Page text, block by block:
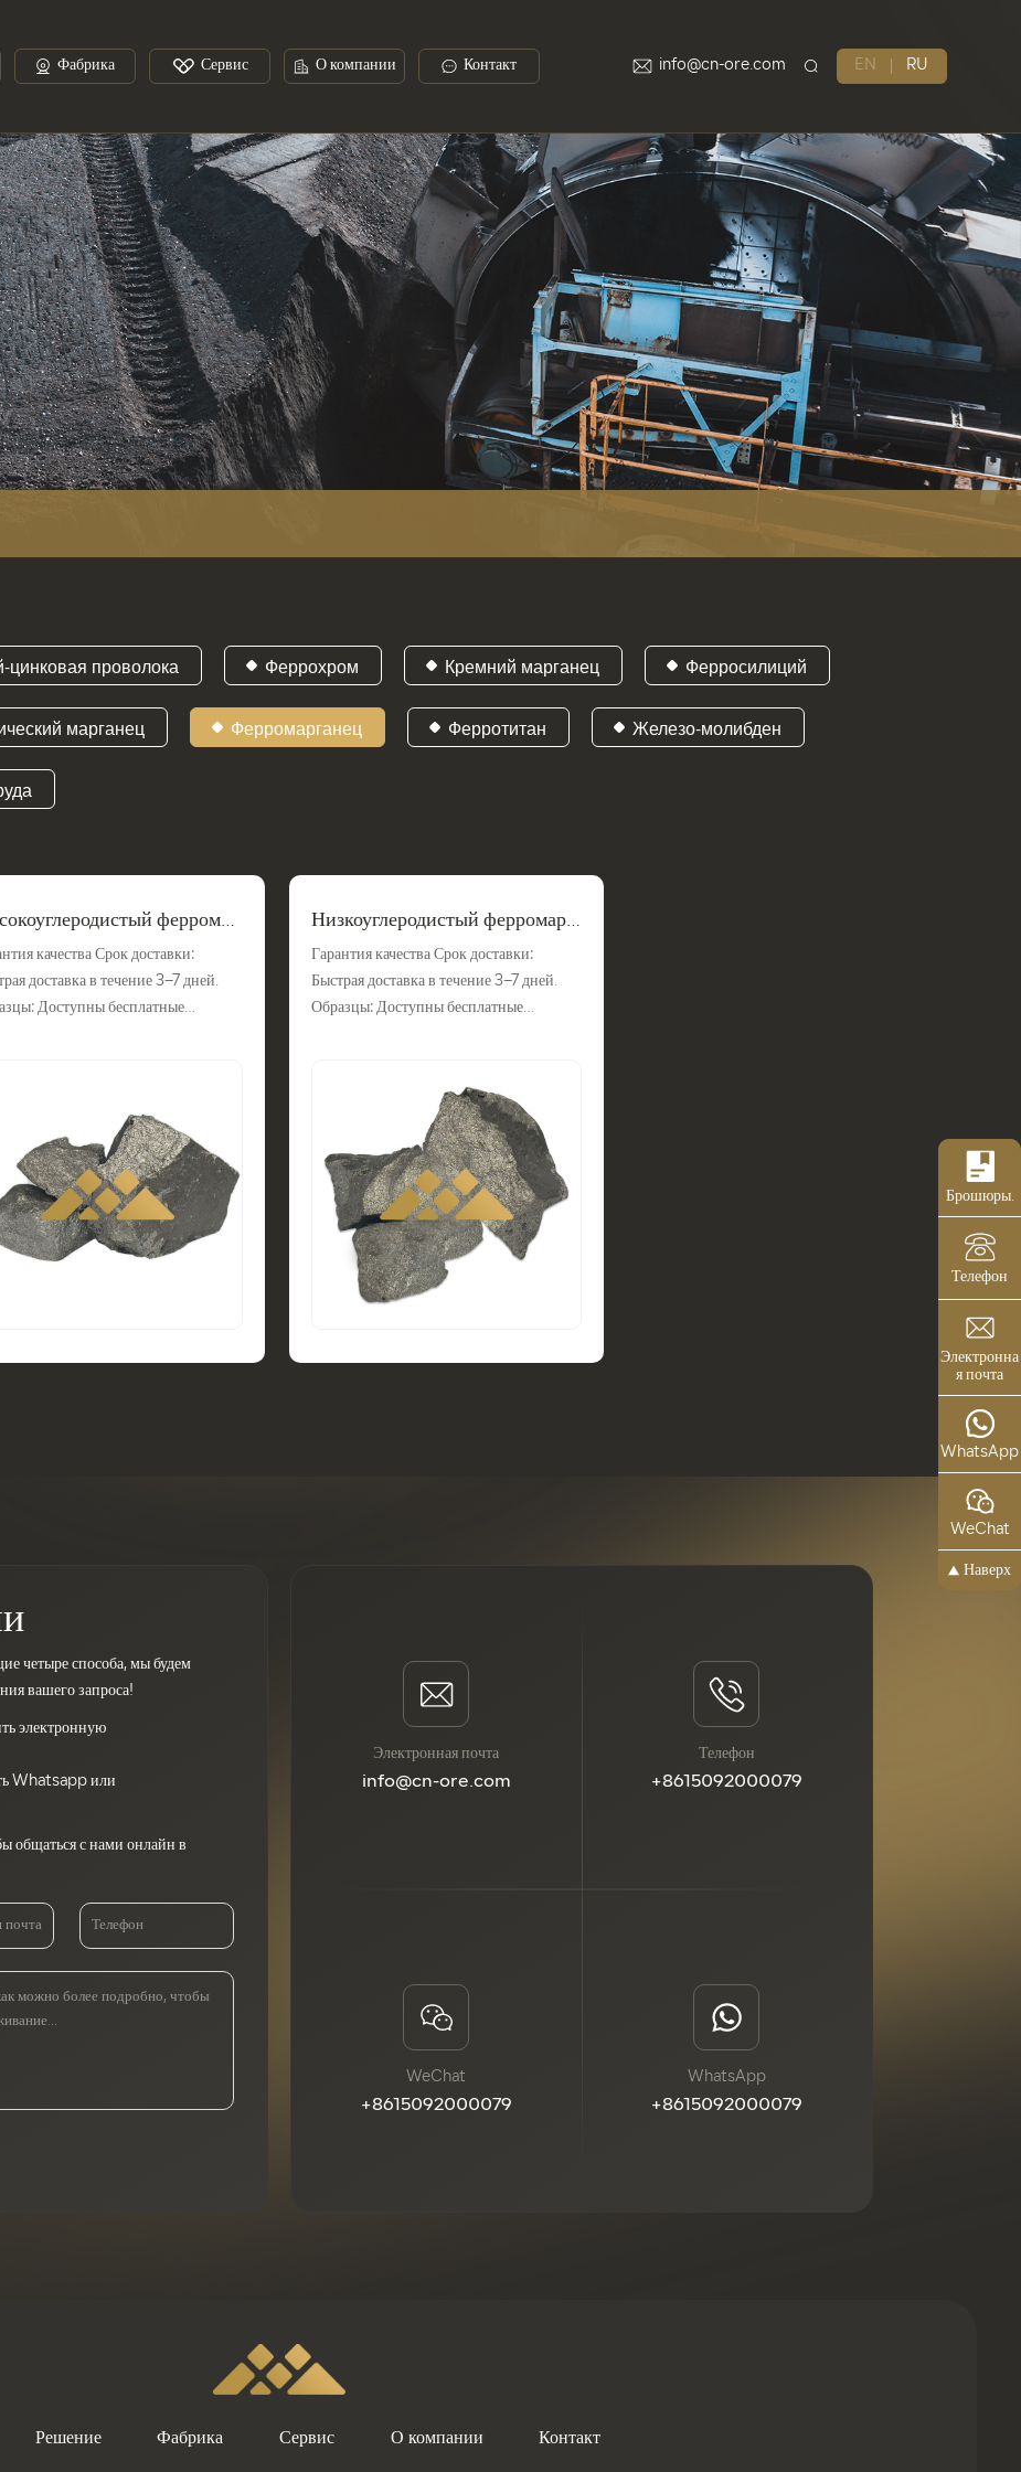
Кальций-кремний-цинковая проволока Феррохром
Металлический кремний металлический марганец
Железо-молибден Железо и ниобий
Марганцевая руда
Преимущества услуги Сценарии применения
Фабрика
Процесс Производственный цех
Сервис
Процесс сотрудничества Послепродажное обслуживание
О компании Контакт info@cn-ore.com EN RU
Брошюры.
Телефон
Электронна
я почта
WhatsApp
WeChat
Наверх
цинковая проволока Феррохром Кремний марганец Ферросилиций
марганец Ферромарганец Ферротитан Железо-молибден
ферромар
качества Срок доставки:
доставка в течение 3–7 дней.
Доступны бесплатные
Низкоуглеродистый ферромарг
анец
Гарантия качества Срок доставки:
Быстрая доставка в течение 3–7 дней.
Образцы: Доступны бесплатные
на первый заказ. Свяжитесь с нами
четыре способа, мы будем
вашего запроса!
электронную
Whatsapp или
общаться с нами онлайн в
Электронная почта
info@cn-ore.com
Телефон
+8615092000079
WeChat
+8615092000079
WhatsApp
+8615092000079
Решение Фабрика Сервис О компании Контакт